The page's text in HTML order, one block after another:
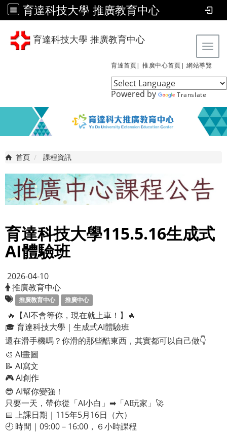
育達科技大學 推廣教育中心
育達科技大學 推廣教育中心
育達首頁| 推廣中心首頁| 網站導覽
Powered by Translate
首頁 課程資訊
育達科技大學115.5.16生成式
AI體驗班
2026-04-10
推廣教育中心
推廣教育中心 推廣中心
🔥【AI不會等你，現在就上車！】🔥
🎓 育達科技大學｜生成式AI體驗班
還在滑手機嗎？你滑的那些酷東西，其實都可以自己做👇
🎨 AI畫圖
📝 AI寫文
🎮 AI創作
😎 AI幫你變強！
只要一天，帶你從「AI小白」➡「AI玩家」🚀
📅 上課日期｜115年5月16日（六）
🕘 時間｜09:00－16:00，６小時課程